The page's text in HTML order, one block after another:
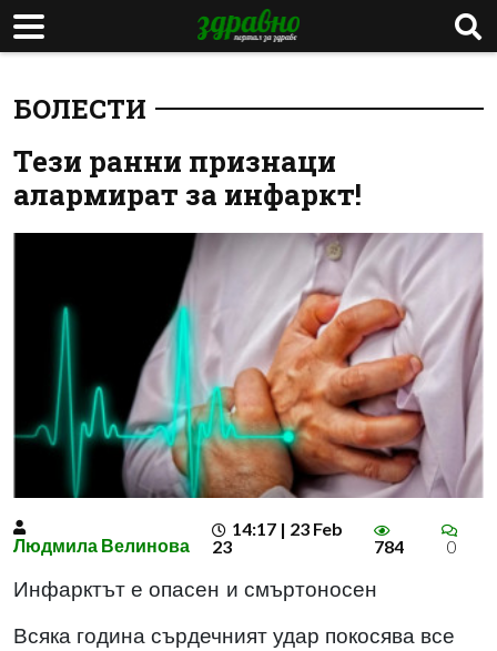
БОЛЕСТИ
Тези ранни признаци
алармират за инфаркт!
Людмила Велинова
14:17 | 23 Feb
23
784 0
Инфарктът е опасен и смъртоносен
Всяка година сърдечният удар покосява все